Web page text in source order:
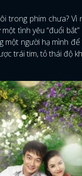
trong phim chưa? Vì
tình yêu “đuổi
một người hạ mình
trái tim, tỏ thái độ